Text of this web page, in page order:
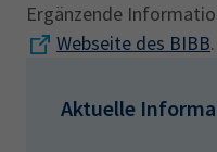
Ergänzende
Webseite des BIBB.
Aktuelle